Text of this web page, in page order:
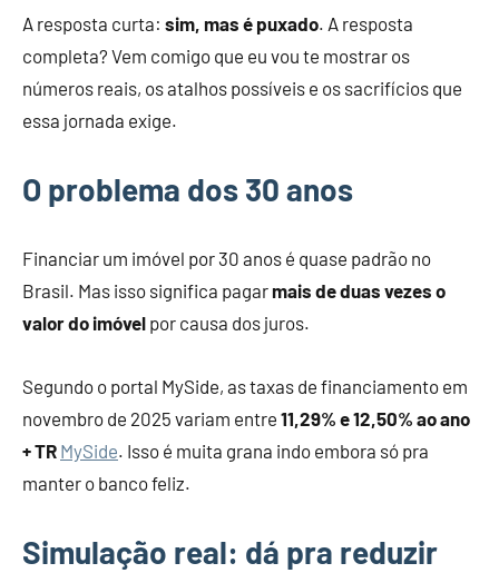
A resposta curta: sim, mas é puxado. A resposta
completa? Vem comigo que eu vou te mostrar os
números reais, os atalhos possíveis e os sacrifícios que
essa jornada exige.
O problema dos 30 anos
Financiar um imóvel por 30 anos é quase padrão no
Brasil. Mas isso significa pagarmais de duas vezes o
valor do imóvel por causa dos juros.
Segundo o portal MySide, as taxas de financiamento em
novembro de 2025 variam entre 11,29% e 12,50% ao ano
+ TR MySide. Isso é muita grana indo embora só pra
manter o banco feliz.
Simulação real: dá pra reduzir